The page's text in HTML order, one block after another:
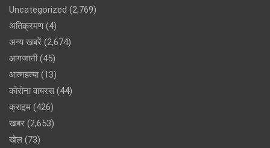
Uncategorized (2,769)
अतिक्रमण(4)
अन्य खबरें (2,674)
आगजानी(45)
आत्महत्या(13)
कोरोना वायरस (44)
क्राइम (426)
खबर (2,653)
खेल (73)